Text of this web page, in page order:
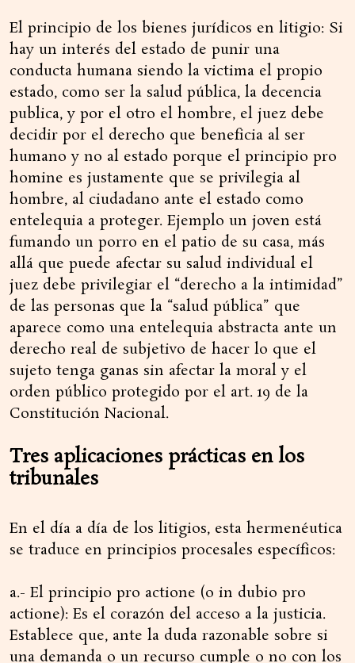
El principio de los bienes jurídicos en litigio: Si
hay un interés del estado de punir una
conducta humana siendo la victima el propio
estado, como ser la salud pública, la decencia
publica, y por el otro el hombre, el juez debe
decidir por el derecho que beneficia al ser
humano y no al estado porque el principio pro
homine es justamente que se privilegia al
hombre, al ciudadano ante el estado como
entelequia a proteger. Ejemplo un joven está
fumando un porro en el patio de su casa, más
allá que puede afectar su salud individual el
juez debe privilegiar el “derecho a la intimidad”
de las personas que la “salud pública” que
aparece como una entelequia abstracta ante un
derecho real de subjetivo de hacer lo que el
sujeto tenga ganas sin afectar la moral y el
orden público protegido por el art. 19 de la
Constitución Nacional.
Tres aplicaciones prácticas en los
tribunales
En el día a día de los litigios, esta hermenéutica
se traduce en principios procesales específicos:
a.- El principio pro actione (o in dubio pro
actione): Es el corazón del acceso a la justicia.
Establece que, ante la duda razonable sobre si
una demanda o un recurso cumple o no con los